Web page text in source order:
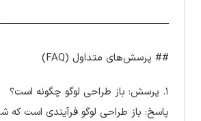
————————————————–
## پرسش‌های متداول (FAQ)
۱. پرسش: باز طراحی لوگو چگونه است؟
پاسخ: باز طراحی لوگو فرآیندی است که